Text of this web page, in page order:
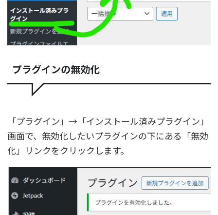
プラグインの無効化
「プラグイン」→「インストール済みプラグイン」
画面で、無効化したいプラグインの下にある「無効
化」リンクをクリックします。